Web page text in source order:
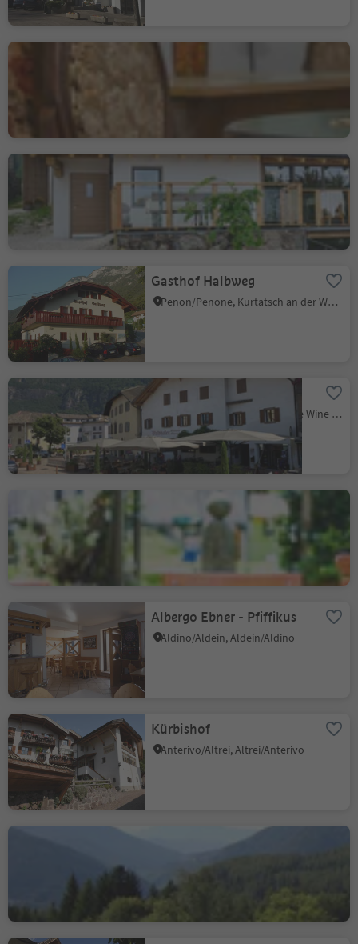
Bar Vaja
Mountain Inn Dorfner
Casignano/Gschnon, Montan/Montagna, Alto Adige Wine Road
Poziom zrównoważenia 2
Gasthof Halbweg
Penon/Penone, Kurtatsch an der Weinstraße/Cortaccia sulla Strada del Vino, Alto Adige Wine Road
Restaurant Waldthaler
Ora/Auer, Auer/Ora, Alto Adige Wine Road
Grill Unterland
Salorno/Salurn, Alto Adige Wine Road
Albergo Ebner - Pfiffikus
Aldino/Aldein, Aldein/Aldino
Kürbishof
Anterivo/Altrei, Altrei/Anterivo
Hotel Waldheim
Altrei/Anterivo